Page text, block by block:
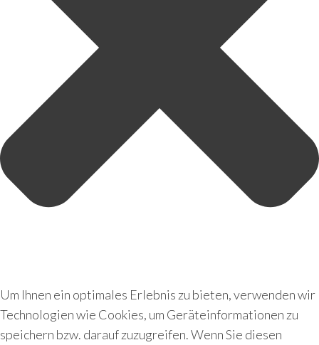
Um Ihnen ein optimales Erlebnis zu bieten, verwenden wir
Technologien wie Cookies, um Geräteinformationen zu
speichern bzw. darauf zuzugreifen. Wenn Sie diesen